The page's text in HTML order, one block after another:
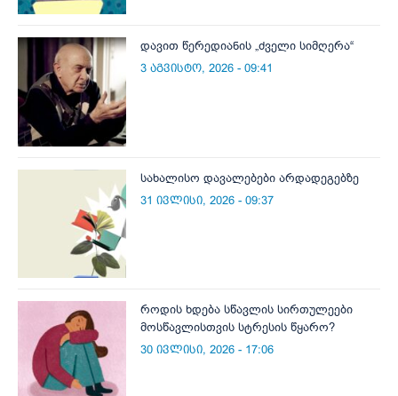
დავით წერედიანის „ძველი სიმღერა“
3 აგვისტო, 2026 - 09:41
სახალისო დავალებები არდადეგებზე
31 ივლისი, 2026 - 09:37
როდის ხდება სწავლის სირთულეები
მოსწავლისთვის სტრესის წყარო?
30 ივლისი, 2026 - 17:06